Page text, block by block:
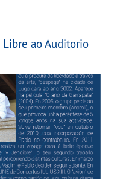
ao Auditorio